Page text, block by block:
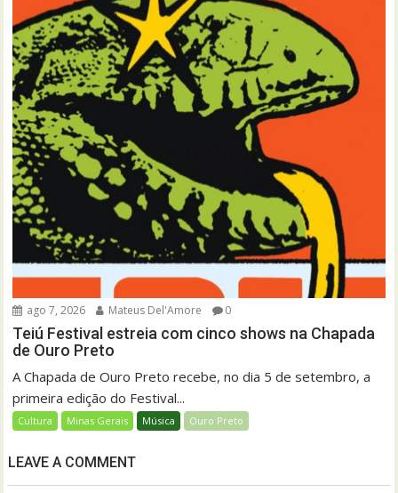
ago 7, 2026 Mateus Del'Amore 0
Teiú Festival estreia com cinco shows na Chapada
de Ouro Preto
A Chapada de Ouro Preto recebe, no dia 5 de setembro, a
primeira edição do Festival...
Cultura Minas Gerais Música Ouro Preto
LEAVE A COMMENT